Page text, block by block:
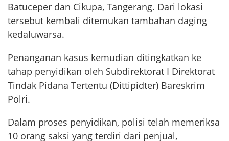
Batuceper dan Cikupa, Tangerang. Dari lokasi
tersebut kembali ditemukan tambahan daging
kedaluwarsa.
Penanganan kasus kemudian ditingkatkan ke
tahap penyidikan oleh Subdirektorat I Direktorat
Tindak Pidana Tertentu (Dittipidter) Bareskrim
Polri.
Dalam proses penyidikan, polisi telah memeriksa
10 orang saksi yang terdiri dari penjual,